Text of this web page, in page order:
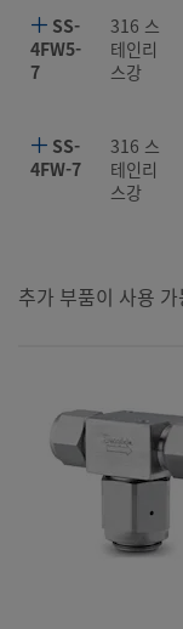
SS-
4FW5-
7
316 스
테인리
스강
SS-
4FW-7
316 스
테인리
스강
추가 부품이 사용